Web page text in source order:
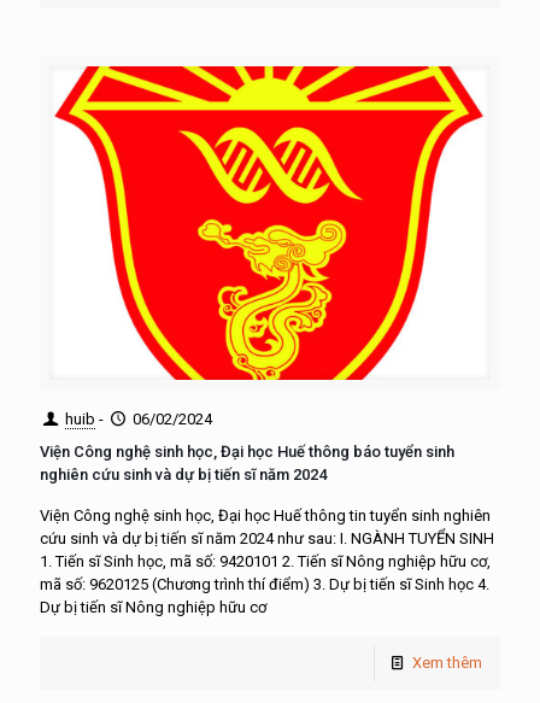
huib -
06/02/2024
Viện Công nghệ sinh học, Đại học Huế thông báo tuyển sinh
nghiên cứu sinh và dự bị tiến sĩ năm 2024
Viện Công nghệ sinh học, Đại học Huế thông tin tuyển sinh nghiên
cứu sinh và dự bị tiến sĩ năm 2024 như sau: I. NGÀNH TUYỂN SINH
1. Tiến sĩ Sinh học, mã số: 9420101 2. Tiến sĩ Nông nghiệp hữu cơ,
mã số: 9620125 (Chương trình thí điểm) 3. Dự bị tiến sĩ Sinh học 4.
Dự bị tiến sĩ Nông nghiệp hữu cơ
Xem thêm